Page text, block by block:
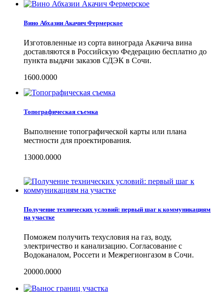
Вино Абхазии Акачич Фермерское
Изготовленные из сорта винограда Акачича вина
доставляются в Российскую Федерацию бесплатно до
пункта выдачи заказов СДЭК в Сочи.
1600.0000
Топографическая съемка
Выполнение топографической карты или плана
местности для проектирования.
13000.0000
Получение технических условий: первый шаг к коммуникациям
на участке
Поможем получить техусловия на газ, воду,
электричество и канализацию. Согласование с
Водоканалом, Россети и Межрегионгазом в Сочи.
20000.0000